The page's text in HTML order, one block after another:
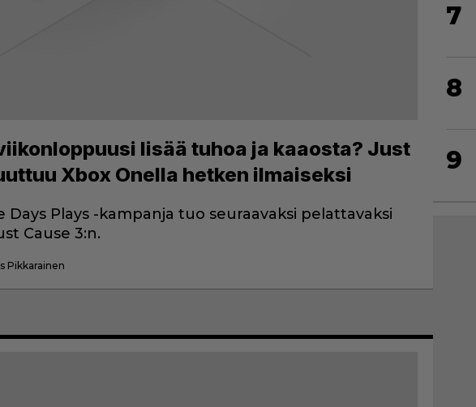
lisää tuhoa ja kaaosta? Just
Xbox Onella hetken ilmaiseksi
Days Plays -kampanja tuo seuraavaksi pelattavaksi
Cause 3:n.
Pikkarainen
7
8
9